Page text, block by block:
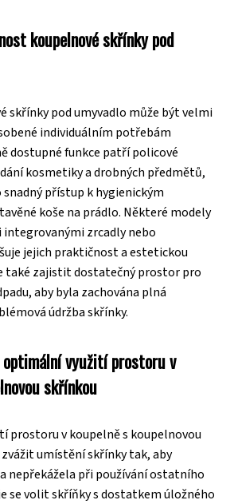
koupelnové skřínky pod
skřínky pod umyvadlo může být velmi
individuálním potřebám
dostupné funkce patří policové
kosmetiky a drobných předmětů,
snadný přístup k hygienickým
koše na prádlo. Některé modely
zrcadly nebo
jejich praktičnost a estetickou
také zajistit dostatečný prostor pro
aby byla zachována plná
údržba skřínky.
využití prostoru v
skřínkou
prostoru v koupelně s koupelnovou
umístění skřínky tak, aby
nepřekážela při používání ostatního
se volit skříňky s dostatkem úložného